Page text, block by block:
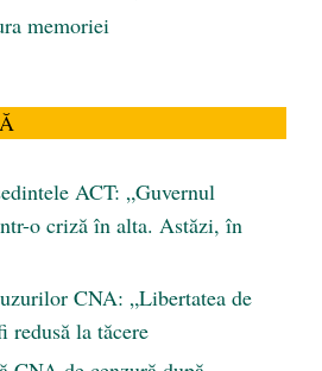
memoriei
ACT: „Guvernul
o criză în alta. Astăzi, în
CNA: „Libertatea de
redusă la tăcere